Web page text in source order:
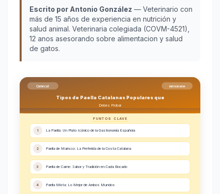
Escrito por Antonio González — Veterinario con
más de 15 años de experiencia en nutrición y
salud animal. Veterinaria colegiada (COVM-4521),
12 anos asesorando sobre alimentacion y salud
de gatos.
Comecat INFOGRAFIA
Tipos de Paella Catalanas Populares que
Debes Probar
PUNTOS CLAVE
1 La Paella: Un Plato Icónico de la Gastronomía Española
2 Paella de Marisco: La Preferida de la Costa Catalana
3 Paella de Carne: Sabor y Tradición en Cada Bocado
4 Paella Mixta: Lo Mejor de Ambos Mundos